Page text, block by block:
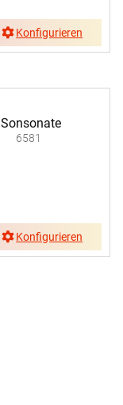
Konfigurieren
Sonsonate
6581
Konfigurieren